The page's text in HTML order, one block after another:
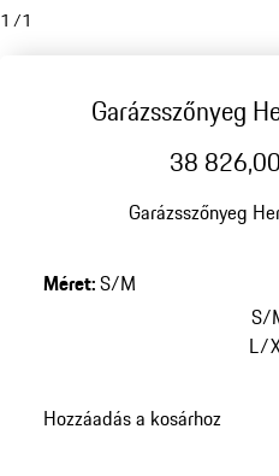
1 /1
Garázsszőnyeg
38
Garázsszőnyeg
Méret:S/M
S/
L/
Hozzáadás a kosárhoz